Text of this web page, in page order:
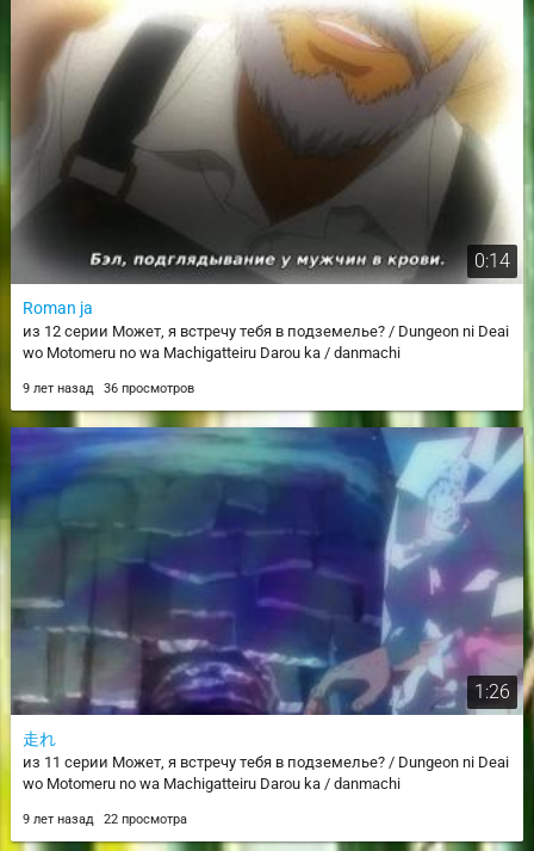
0:14
Roman ja
из 12 серии Может, я встречу тебя в подземелье? / Dungeon ni Deai
wo Motomeru no wa Machigatteiru Darou ka / danmachi
9 лет назад 36 просмотров
1:26
走れ
из 11 серии Может, я встречу тебя в подземелье? / Dungeon ni Deai
wo Motomeru no wa Machigatteiru Darou ka / danmachi
9 лет назад 22 просмотра